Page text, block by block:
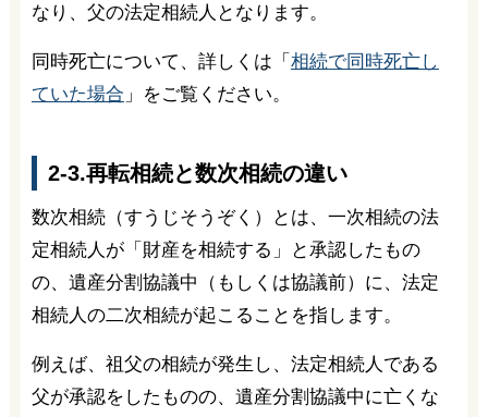
なり、父の法定相続人となります。
同時死亡について、詳しくは「 相続で同時死亡し
ていた場合 」をご覧ください。
2-3.再転相続と数次相続の違い
数次相続（すうじそうぞく）とは、一次相続の法
定相続人が「財産を相続する」と承認したもの
の、遺産分割協議中（もしくは協議前）に、法定
相続人の二次相続が起こることを指します。
例えば、祖父の相続が発生し、法定相続人である
父が承認をしたものの、遺産分割協議中に亡くな